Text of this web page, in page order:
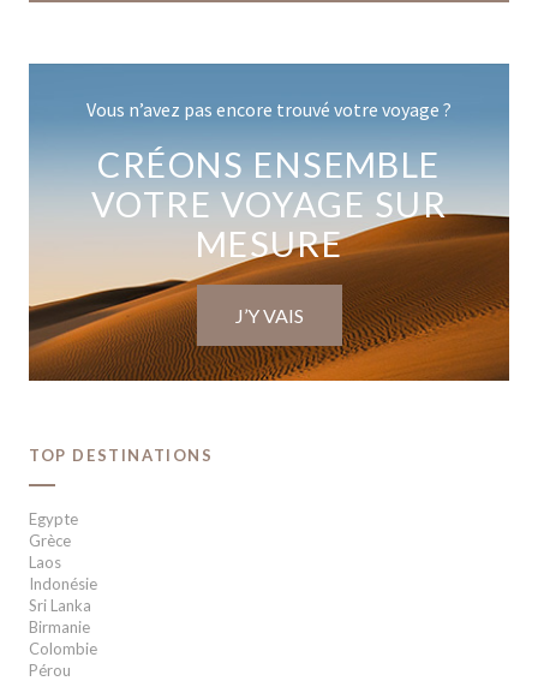
Vous n’avez pas encore trouvé votre voyage ?
CRÉONS ENSEMBLE
VOTRE VOYAGE SUR
MESURE
J’Y VAIS
TOP DESTINATIONS
Egypte
Grèce
Laos
Indonésie
Sri Lanka
Birmanie
Colombie
Pérou